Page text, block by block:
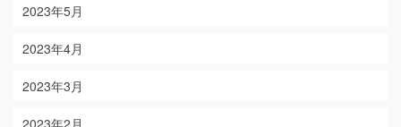
2023年5月
2023年4月
2023年3月
2023年2月